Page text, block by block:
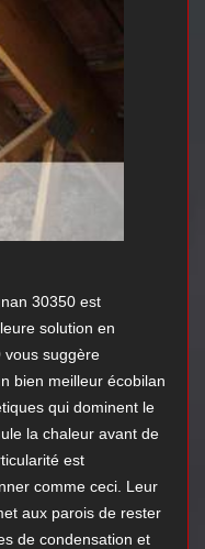
30350 est
solution en
vous suggère
bien meilleur écobilan
qui dominent le
la chaleur avant de
est
comme ceci. Leur
aux parois de rester
de condensation et